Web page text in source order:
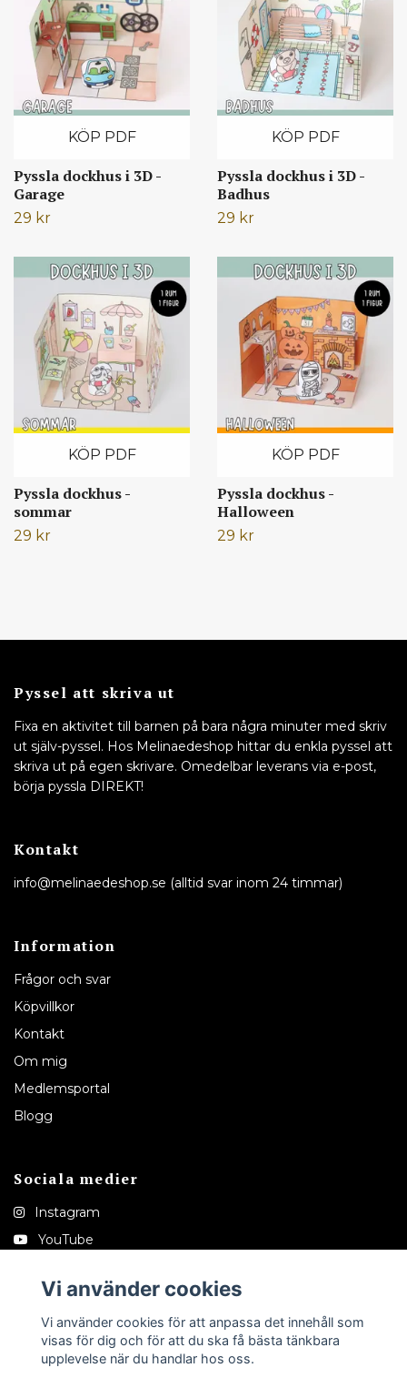
KÖP PDF
Pyssla dockhus i 3D -
Garage
29 kr
KÖP PDF
Pyssla dockhus i 3D -
Badhus
29 kr
KÖP PDF
Pyssla dockhus -
sommar
29 kr
KÖP PDF
Pyssla dockhus -
Halloween
29 kr
Pyssel att skriva ut
Fixa en aktivitet till barnen på bara några minuter med skriv
ut själv-pyssel. Hos Melinaedeshop hittar du enkla pyssel att
skriva ut på egen skrivare. Omedelbar leverans via e-post,
börja pyssla DIREKT!
Kontakt
info@melinaedeshop.se (alltid svar inom 24 timmar)
Information
Frågor och svar
Köpvillkor
Kontakt
Om mig
Medlemsportal
Blogg
Sociala medier
Instagram
YouTube
Tiktok
Vi använder cookies
Vi använder cookies för att anpassa det innehåll som
visas för dig och för att du ska få bästa tänkbara
upplevelse när du handlar hos oss.